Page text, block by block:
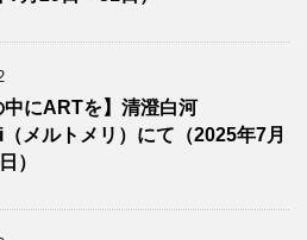
中にARTを】清澄白河
メルトメリ）にて（2025年7月
）